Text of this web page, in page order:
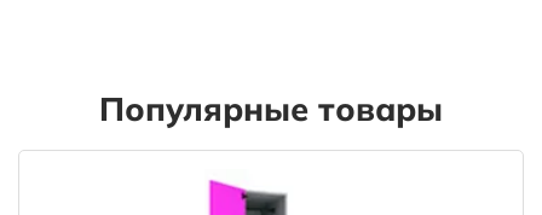
Популярные товары